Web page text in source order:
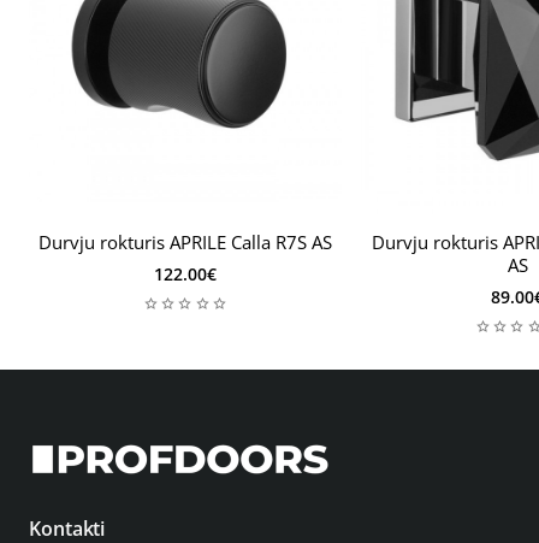
– 8x8mm diametra rokturis;
– 2 gab M4 caururbuma skrūves;
– 1 vai 2 sešstūra skrūves un 3 mm sešstūra atslēga;
Vienpusējās pogas ir paredzētas lietošanai kopā ar
APRILE durvju rokturiem. Veicot pasūtījumu, jānorāda
vai pa kreisi (K).
Durvju rokturis APRILE Calla R7S AS
122.00€
Durvju rokturis
AS
Kontakti